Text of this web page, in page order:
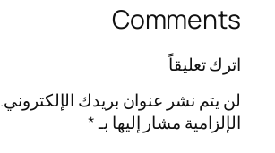
Comments
اترك تعليقاً
لن يتم نشر عنوان بريدك الإلكتروني.
الإلزامية مشار إليها بـ*